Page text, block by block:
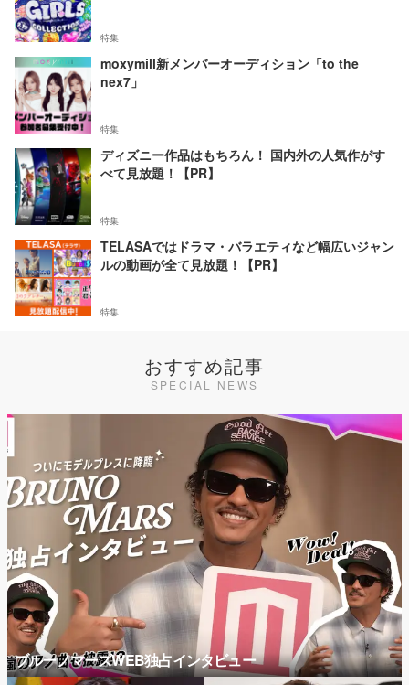
特集
moxymill新メンバーオーディション「to the
nex7」
特集
ディズニー作品はもちろん！ 国内外の人気作がす
べて見放題！【PR】
特集
TELASAではドラマ・バラエティなど幅広いジャン
ルの動画が全て見放題！【PR】
特集
おすすめ記事
SPECIAL NEWS
ブルーノマーズWEB独占インタビュー